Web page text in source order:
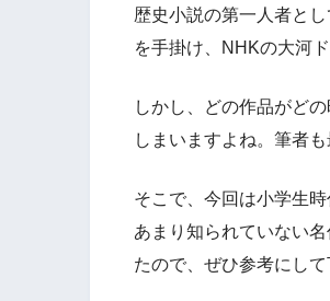
歴史小説の第一人者と
を手掛け、NHKの大河
しかし、どの作品がど
しまいますよね。筆者
そこで、今回は小学生
あまり知られていない
たので、ぜひ参考にして